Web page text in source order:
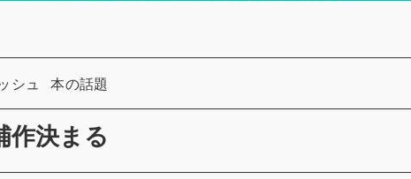
作決まる
シュ カテゴリー
本の話題